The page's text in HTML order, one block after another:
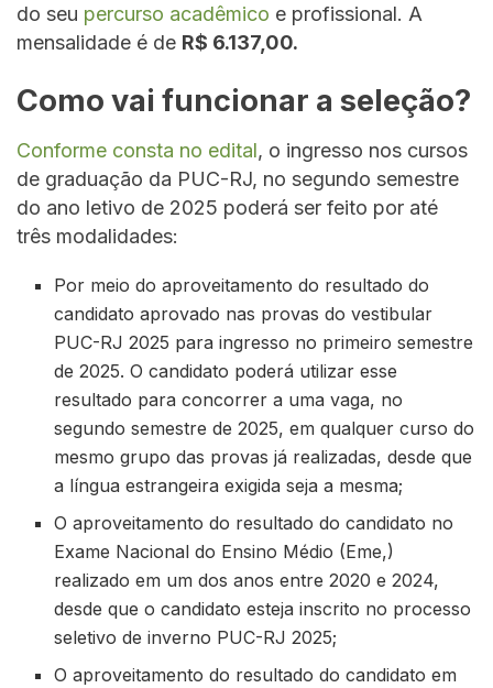
do seu percurso acadêmico e profissional. A
mensalidade é de R$ 6.137,00.
Como vai funcionar a seleção?
Conforme consta no edital, o ingresso nos cursos
de graduação da PUC-RJ, no segundo semestre
do ano letivo de 2025 poderá ser feito por até
três modalidades:
Por meio do aproveitamento do resultado do
candidato aprovado nas provas do vestibular
PUC-RJ 2025 para ingresso no primeiro semestre
de 2025. O candidato poderá utilizar esse
resultado para concorrer a uma vaga, no
segundo semestre de 2025, em qualquer curso do
mesmo grupo das provas já realizadas, desde que
a língua estrangeira exigida seja a mesma;
O aproveitamento do resultado do candidato no
Exame Nacional do Ensino Médio (Eme,)
realizado em um dos anos entre 2020 e 2024,
desde que o candidato esteja inscrito no processo
seletivo de inverno PUC-RJ 2025;
O aproveitamento do resultado do candidato em